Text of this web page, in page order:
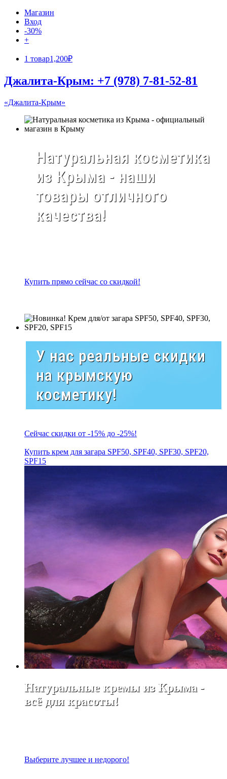
Магазин
Вход
-30%
+
1 товар1,200₽
Джалита-Крым: +7 (978) 7-81-52-81
«Джалита-Крым»
Натуральная косметика
из Крыма - наши
товары отличного
качества!
Купить прямо сейчас со скидкой!
У нас реальные скидки
на крымскую
косметику!
Сейчас скидки от -15% до -25%!
Купить крем для загара SPF50, SPF40, SPF30, SPF20,
SPF15
Натуральные кремы из Крыма -
всё для красоты!
Выберите лучшее и недорого!